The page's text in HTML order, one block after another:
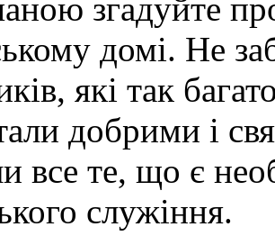
згадуйте
домі. Не
які так
добрими і
все те, що є
служіння.